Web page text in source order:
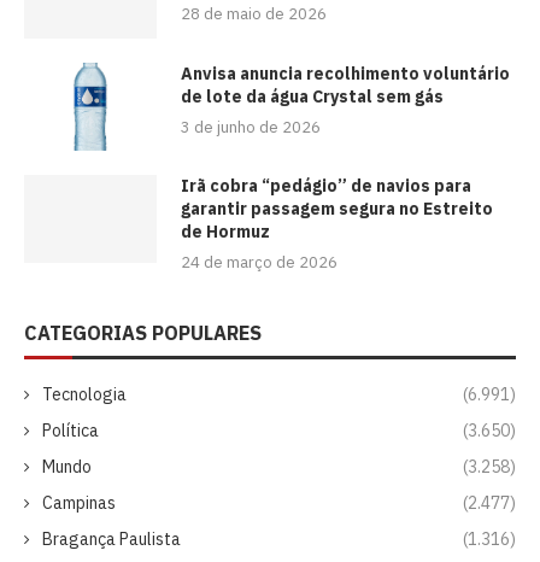
28 de maio de 2026
Anvisa anuncia recolhimento voluntário
de lote da água Crystal sem gás
3 de junho de 2026
Irã cobra “pedágio” de navios para
garantir passagem segura no Estreito
de Hormuz
24 de março de 2026
CATEGORIAS POPULARES
Tecnologia
(6.991)
Política
(3.650)
Mundo
(3.258)
Campinas
(2.477)
Bragança Paulista
(1.316)